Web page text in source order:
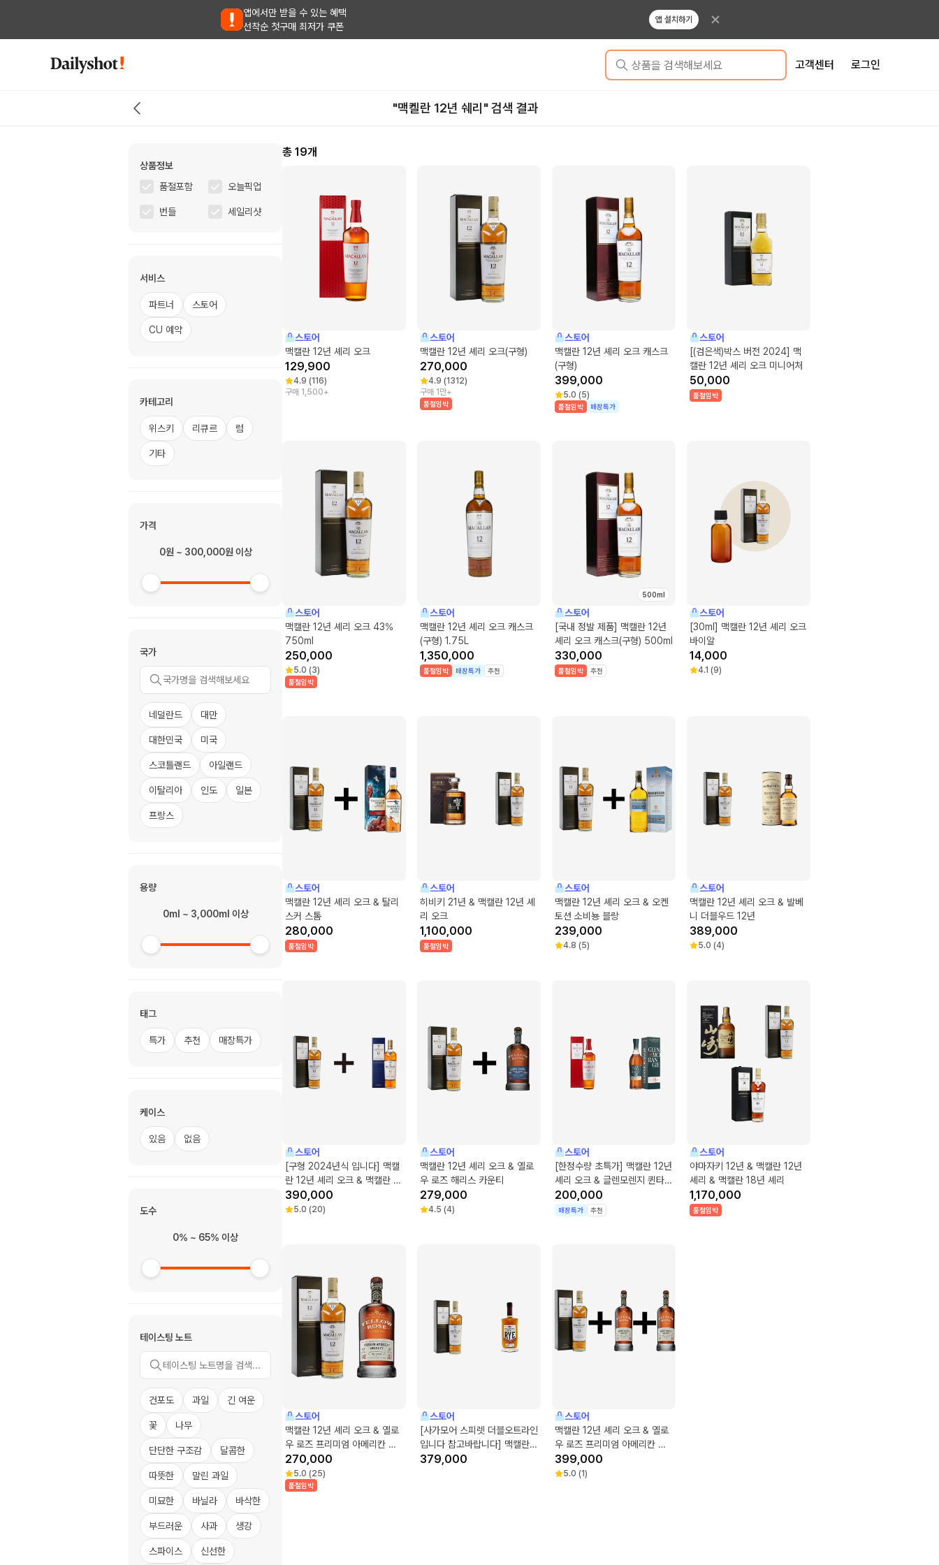
앱에서만 받을 수 있는 혜택
선착순 첫구매 최저가 쿠폰
앱 설치하기
상품을 검색해보세요 고객센터 로그인
"맥켈란 12년 쉐리" 검색 결과
상품정보
품절포함
오늘픽업
번들 세일리샷
서비스
파트너 스토어
CU 예약
카테고리
위스키 리큐르 럼
기타
가격
0원 ~ 300,000원 이상
국가
네덜란드 대만
대한민국 미국
스코틀랜드 아일랜드
이탈리아 인도 일본
프랑스
용량
0ml ~ 3,000ml 이상
태그
특가 추천 매장특가
케이스
있음 없음
도수
0% ~ 65% 이상
테이스팅 노트
건포도 과일 긴 여운
꽃 나무
단단한 구조감 달콤한
따뜻한 말린 과일
미묘한 바닐라 바삭한
부드러운 사과 생강
스파이스 신선한
총 19개
스토어
맥캘란 12년 셰리 오크
129,900
4.9 (116)
구매 1,500+
스토어
맥캘란 12년 셰리 오크(구형)
270,000
4.9 (1312)
구매 1만+
품절임박
스토어
맥캘란 12년 셰리 오크 캐스크
(구형)
399,000
5.0 (5)
품절임박 매장특가
스토어
[(검은색)박스 버전 2024] 맥
캘란 12년 셰리 오크 미니어처
50,000
품절임박
스토어
맥캘란 12년 셰리 오크 43%
750ml
250,000
5.0 (3)
품절임박
스토어
맥캘란 12년 셰리 오크 캐스크
(구형) 1.75L
1,350,000
품절임박 매장특가 추천
500ml
스토어
[국내 정발 제품] 맥캘란 12년
셰리 오크 캐스크(구형) 500ml
330,000
품절임박 추천
스토어
[30ml] 맥캘란 12년 셰리 오크
바이알
14,000
4.1 (9)
스토어
맥캘란 12년 셰리 오크 & 탈리
스커 스톰
280,000
품절임박
스토어
히비키 21년 & 맥캘란 12년 셰
리 오크
1,100,000
품절임박
스토어
맥캘란 12년 셰리 오크 & 오켄
토션 소비뇽 블랑
239,000
4.8 (5)
스토어
맥캘란 12년 셰리 오크 & 발베
니 더블우드 12년
389,000
5.0 (4)
스토어
[구형 2024년식 입니다] 맥캘
란 12년 셰리 오크 & 맥캘란 12
년 더블 캐스크
390,000
5.0 (20)
스토어
맥캘란 12년 셰리 오크 & 옐로
우 로즈 해리스 카운티
279,000
4.5 (4)
스토어
[한정수량 초특가] 맥캘란 12년
셰리 오크 & 글렌모렌지 퀸타
루반 14년
200,000
매장특가 추천
스토어
야마자키 12년 & 맥캘란 12년
셰리 & 맥캘란 18년 셰리
1,170,000
품절임박
스토어
맥캘란 12년 셰리 오크 & 옐로
우 로즈 프리미엄 아메리칸 위
스키
270,000
5.0 (25)
품절임박
스토어
[사가모어 스피렛 더블오트라인
입니다 참고바랍니다] 맥캘란
12년 셰리 오크 & 사가모어 스
379,000
스토어
맥캘란 12년 셰리 오크 & 옐로
우 로즈 프리미엄 아메리칸 위
스키 x2
399,000
5.0 (1)